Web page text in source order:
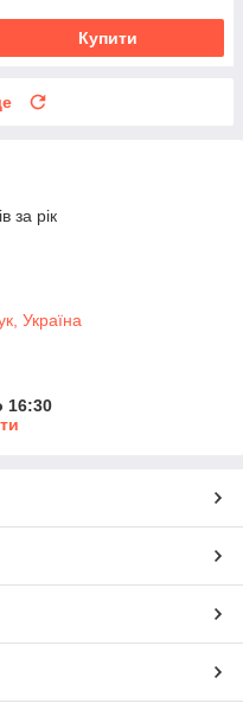
Купити
за рік
Україна
16:30